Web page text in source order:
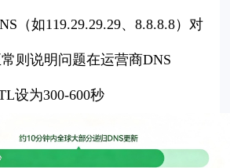
（如119.29.29.29、8.8.8.8）对
则说明问题在运营商DNS
设为300-600秒